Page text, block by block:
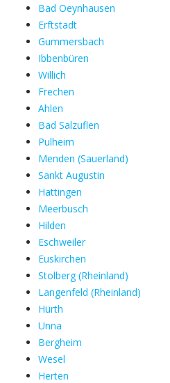
Bad Oeynhausen
Erftstadt
Gummersbach
Ibbenbüren
Willich
Frechen
Ahlen
Bad Salzuflen
Pulheim
Menden (Sauerland)
Sankt Augustin
Hattingen
Meerbusch
Hilden
Eschweiler
Euskirchen
Stolberg (Rheinland)
Langenfeld (Rheinland)
Hürth
Unna
Bergheim
Wesel
Herten